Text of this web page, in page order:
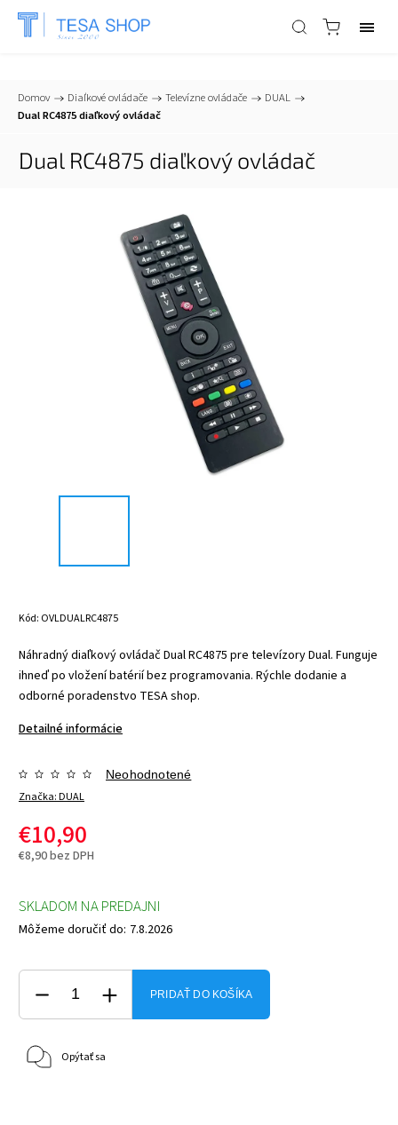
📞+421 903 553 805 info@tesa-systems.sk
Domov / Diaľkové ovládače / Televízne ovládače / DUAL /
Dual RC4875 diaľkový ovládač
Dual RC4875 diaľkový ovládač
Kód: OVLDUALRC4875
Náhradný diaľkový ovládač Dual RC4875 pre televízory Dual. Funguje
ihneď po vložení batérií bez programovania. Rýchle dodanie a
odborné poradenstvo TESA shop.
Detailné informácie
Značka:DUAL
Neohodnotené
€10,90
€8,90 bez DPH
SKLADOM NA PREDAJNI
Môžeme doručiť do: 7.8.2026
PRIDAŤ DO KOŠÍKA
Opýtať sa